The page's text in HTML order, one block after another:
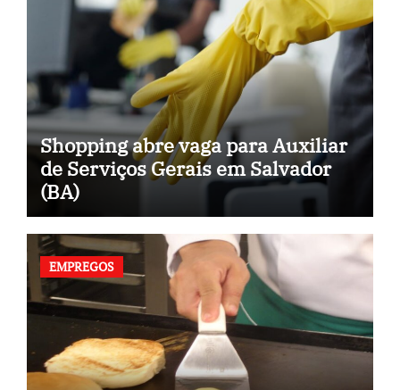
Shopping abre vaga para Auxiliar
de Serviços Gerais em Salvador
(BA)
EMPREGOS